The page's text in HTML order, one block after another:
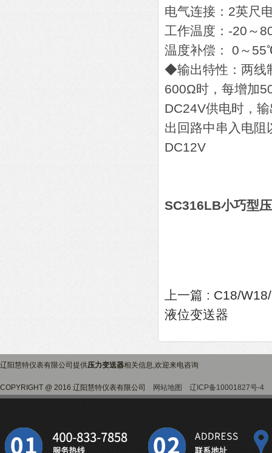
电气连接：2英尺
工作温度：-20～
温度补偿： 0～
◆输出特性：两线
600Ω时，每增加
DC24V供电时，
出回路中串入电
DC12V
SC316LB小巧型
上一篇 : C18/
液位变送器
辽阳慧特仪表有限公司提供压力变送器相关信息,欢迎来电咨询
COPYRIGHT @ 2016 辽阳慧特仪表有限公司 网站地图 辽ICP备10001827号-4